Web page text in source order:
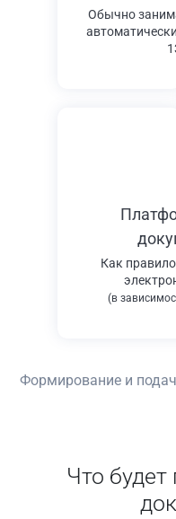
Обычно
Как
(в
Формирование и
Что будет